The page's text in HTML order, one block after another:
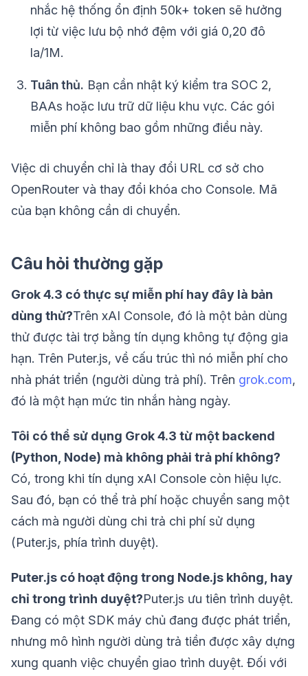
nhắc hệ thống ổn định 50k+ token sẽ hưởng
lợi từ việc lưu bộ nhớ đệm với giá 0,20 đô
la/1M.
Tuân thủ. Bạn cần nhật ký kiểm tra SOC 2,
BAAs hoặc lưu trữ dữ liệu khu vực. Các gói
miễn phí không bao gồm những điều này.
Việc di chuyển chỉ là thay đổi URL cơ sở cho
OpenRouter và thay đổi khóa cho Console. Mã
của bạn không cần di chuyển.
Câu hỏi thường gặp
Grok 4.3 có thực sự miễn phí hay đây là bản
dùng thử?Trên xAI Console, đó là một bản dùng
thử được tài trợ bằng tín dụng không tự động gia
hạn. Trên Puter.js, về cấu trúc thì nó miễn phí cho
nhà phát triển (người dùng trả phí). Trên grok.com,
đó là một hạn mức tin nhắn hàng ngày.
Tôi có thể sử dụng Grok 4.3 từ một backend
(Python, Node) mà không phải trả phí không?
Có, trong khi tín dụng xAI Console còn hiệu lực.
Sau đó, bạn có thể trả phí hoặc chuyển sang một
cách mà người dùng chi trả chi phí sử dụng
(Puter.js, phía trình duyệt).
Puter.js có hoạt động trong Node.js không, hay
chỉ trong trình duyệt?Puter.js ưu tiên trình duyệt.
Đang có một SDK máy chủ đang được phát triển,
nhưng mô hình người dùng trả tiền được xây dựng
xung quanh việc chuyển giao trình duyệt. Đối với